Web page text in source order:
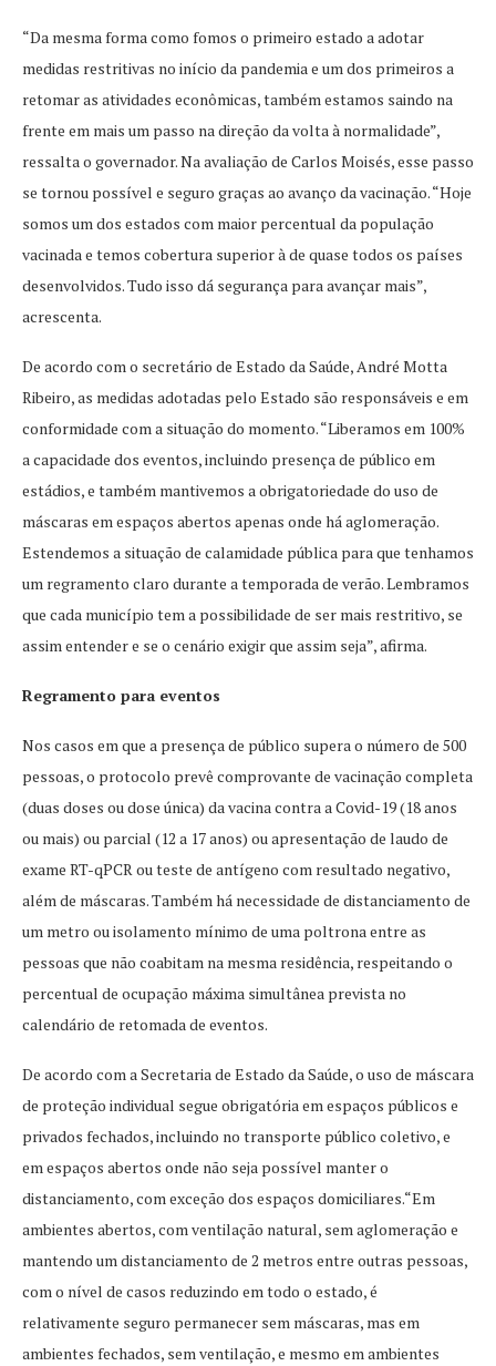
“Da mesma forma como fomos o primeiro estado a adotar
medidas restritivas no início da pandemia e um dos primeiros a
retomar as atividades econômicas, também estamos saindo na
frente em mais um passo na direção da volta à normalidade”,
ressalta o governador. Na avaliação de Carlos Moisés, esse passo
se tornou possível e seguro graças ao avanço da vacinação. “Hoje
somos um dos estados com maior percentual da população
vacinada e temos cobertura superior à de quase todos os países
desenvolvidos. Tudo isso dá segurança para avançar mais”,
acrescenta.
De acordo com o secretário de Estado da Saúde, André Motta
Ribeiro, as medidas adotadas pelo Estado são responsáveis e em
conformidade com a situação do momento. “Liberamos em 100%
a capacidade dos eventos, incluindo presença de público em
estádios, e também mantivemos a obrigatoriedade do uso de
máscaras em espaços abertos apenas onde há aglomeração.
Estendemos a situação de calamidade pública para que tenhamos
um regramento claro durante a temporada de verão. Lembramos
que cada município tem a possibilidade de ser mais restritivo, se
assim entender e se o cenário exigir que assim seja”, afirma.
Regramento para eventos
Nos casos em que a presença de público supera o número de 500
pessoas, o protocolo prevê comprovante de vacinação completa
(duas doses ou dose única) da vacina contra a Covid-19 (18 anos
ou mais) ou parcial (12 a 17 anos) ou apresentação de laudo de
exame RT-qPCR ou teste de antígeno com resultado negativo,
além de máscaras. Também há necessidade de distanciamento de
um metro ou isolamento mínimo de uma poltrona entre as
pessoas que não coabitam na mesma residência, respeitando o
percentual de ocupação máxima simultânea prevista no
calendário de retomada de eventos.
De acordo com a Secretaria de Estado da Saúde, o uso de máscara
de proteção individual segue obrigatória em espaços públicos e
privados fechados, incluindo no transporte público coletivo, e
em espaços abertos onde não seja possível manter o
distanciamento, com exceção dos espaços domiciliares.“Em
ambientes abertos, com ventilação natural, sem aglomeração e
mantendo um distanciamento de 2 metros entre outras pessoas,
com o nível de casos reduzindo em todo o estado, é
relativamente seguro permanecer sem máscaras, mas em
ambientes fechados, sem ventilação, e mesmo em ambientes